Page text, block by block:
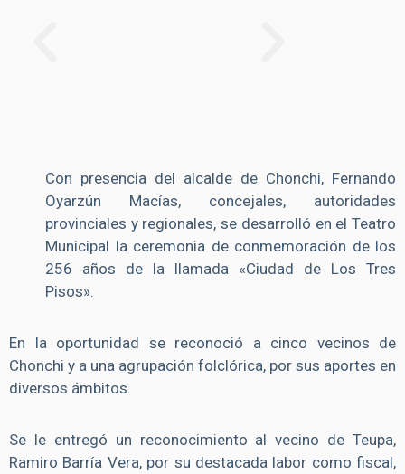
Con presencia del alcalde de Chonchi, Fernando
Oyarzún Macías, concejales, autoridades
provinciales y regionales, se desarrolló en el Teatro
Municipal la ceremonia de conmemoración de los
256 años de la llamada «Ciudad de Los Tres
Pisos».
En la oportunidad se reconoció a cinco vecinos de
Chonchi y a una agrupación folclórica, por sus aportes en
diversos ámbitos.
Se le entregó un reconocimiento al vecino de Teupa,
Ramiro Barría Vera, por su destacada labor como fiscal,